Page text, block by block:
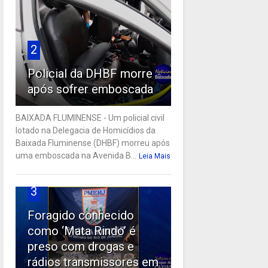
2
Policial da DHBF morre
após sofrer emboscada
BAIXADA FLUMINENSE - Um policial civil
lotado na Delegacia de Homicídios da
Baixada Fluminense (DHBF) morreu após
uma emboscada na Avenida B...
Leia Mais
3
Foragido conhecido
como ‘Mata Rindo’ é
preso com drogas e
rádios transmissores em